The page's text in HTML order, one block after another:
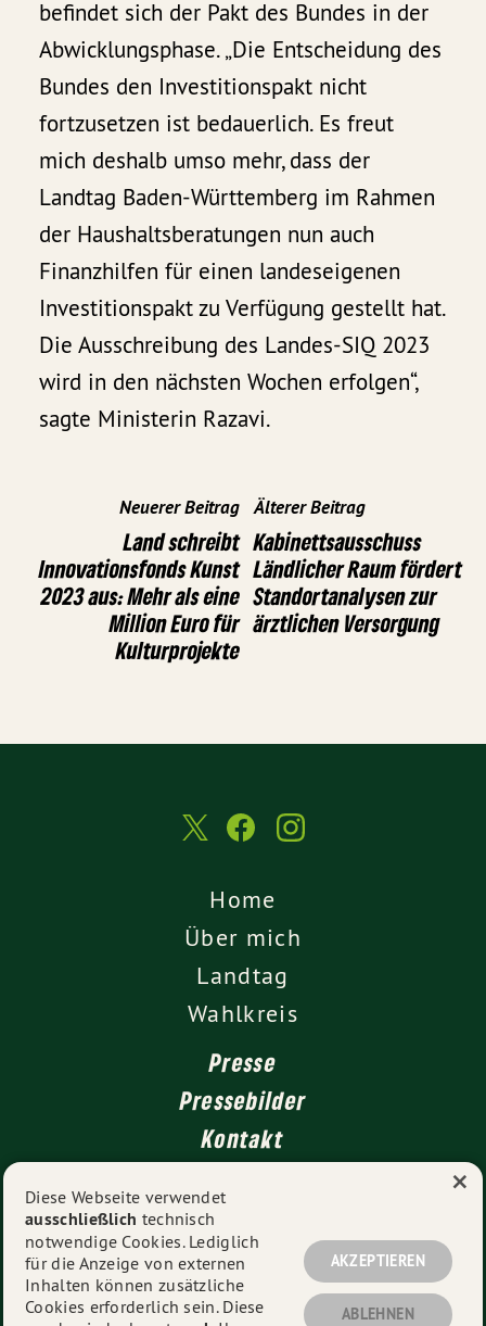
befindet sich der Pakt des Bundes in der
Abwicklungsphase. „Die Entscheidung des
Bundes den Investitionspakt nicht
fortzusetzen ist bedauerlich. Es freut
mich deshalb umso mehr, dass der
Landtag Baden-Württemberg im Rahmen
der Haushaltsberatungen nun auch
Finanzhilfen für einen landeseigenen
Investitionspakt zu Verfügung gestellt hat.
Die Ausschreibung des Landes-SIQ 2023
wird in den nächsten Wochen erfolgen“,
sagte Ministerin Razavi.
Neuerer Beitrag
Land schreibt
Innovationsfonds Kunst
2023 aus: Mehr als eine
Million Euro für
Kulturprojekte
Älterer Beitrag
Kabinettsausschuss
Ländlicher Raum fördert
Standortanalysen zur
ärztlichen Versorgung
Home
Über mich
Landtag
Wahlkreis
Presse
Pressebilder
Kontakt
Impressum
Datenschutz
Diese Webseite verwendet
ausschließlich technisch
notwendige Cookies. Lediglich
für die Anzeige von externen
Inhalten können zusätzliche
Cookies erforderlich sein. Diese
AKZEPTIEREN
ABLEHNEN
×